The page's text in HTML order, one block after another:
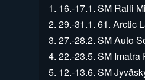
1. 16.-17.1. SM Ralli
2. 29.-31.1. 61. Arctic
3. 27.-28.2. SM Auto
4. 22.-23.5. SM Imatra
5. 12.-13.6. SM